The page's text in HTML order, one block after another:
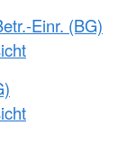
Einr. (BG)